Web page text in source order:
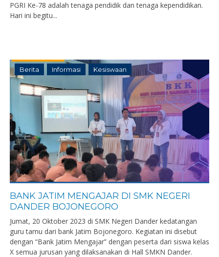
PGRI Ke-78 adalah tenaga pendidik dan tenaga kependidikan.
Hari ini begitu...
Berita Informasi Kesiswaan
BANK JATIM MENGAJAR DI SMK NEGERI
DANDER BOJONEGORO
Jumat, 20 Oktober 2023 di SMK Negeri Dander kedatangan
guru tamu dari bank Jatim Bojonegoro. Kegiatan ini disebut
dengan “Bank Jatim Mengajar” dengan peserta dari siswa kelas
X semua jurusan yang dilaksanakan di Hall SMKN Dander.